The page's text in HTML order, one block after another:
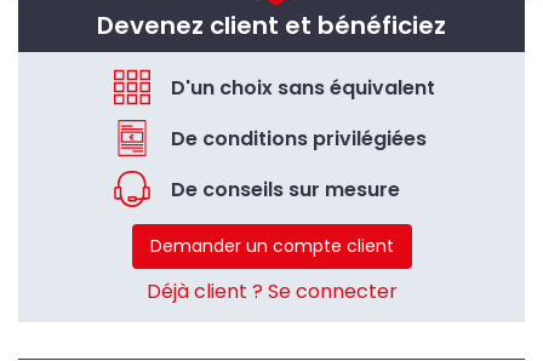
Devenez client et bénéficiez
D'un choix sans équivalent
De conditions privilégiées
De conseils sur mesure
Demander un compte client
Déjà client ? Se connecter